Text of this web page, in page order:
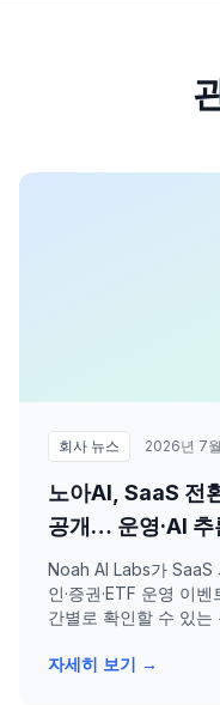
회사 뉴스 2026년 7
노아AI, SaaS 전
공개… 운영·AI 추
Noah AI Labs가 SaaS
인·증권·ETF 운영 이
간별로 확인할 수 있는
자세히 보기 →